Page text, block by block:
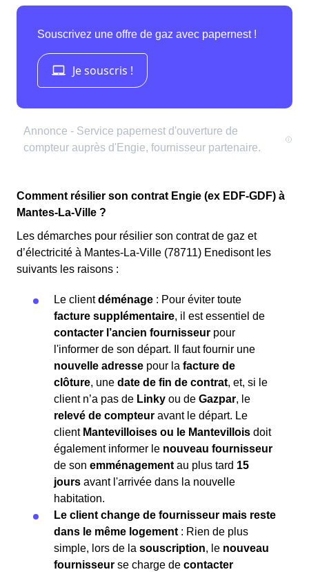
Comment résilier son contrat Engie (ex EDF-GDF) à
Mantes-La-Ville ?
Les démarches pour résilier son contrat de gaz et
d’électricité à Mantes-La-Ville (78711) Enedisont les
suivants les raisons :
Le clientdéménage : Pour éviter toute
facture supplémentaire, il est essentiel de
contacter l’ancien fournisseur pour
l'informer de son départ. Il faut fournir une
nouvelle adresse pour la facture de
clôture, une date de fin de contrat, et, si le
client n’a pas de Linky ou de Gazpar, le
relevé de compteur avant le départ. Le
client Mantevilloises ou le Mantevillois doit
également informer le nouveau fournisseur
de son emménagement au plus tard 15
jours avant l'arrivée dans la nouvelle
habitation.
Le client change de fournisseur mais reste
dans le même logement : Rien de plus
simple, lors de la souscription, le nouveau
fournisseur se charge de contacter